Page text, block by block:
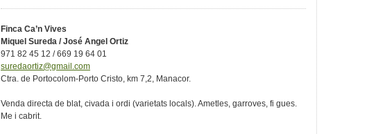
Finca Ca’n Vives
Miquel Sureda / José Angel Ortiz
971 82 45 12 / 669 19 64 01
suredaortiz@gmail.com
Ctra. de Portocolom-Porto Cristo, km 7,2, Manacor.
Venda directa de blat, civada i ordi (varietats locals). Ametles, garroves, fi gues.
Me i cabrit.